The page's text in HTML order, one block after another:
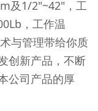
及 1/2"~42" ，工
，工作温
与管理带给你质
创新产品，不断
公司产品的厚